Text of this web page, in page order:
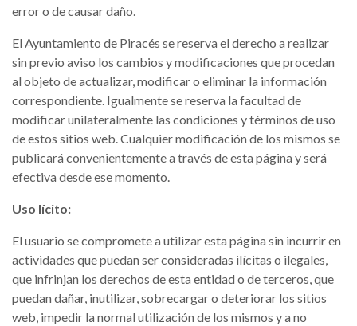
error o de causar daño.
El Ayuntamiento de Piracés se reserva el derecho a realizar
sin previo aviso los cambios y modificaciones que procedan
al objeto de actualizar, modificar o eliminar la información
correspondiente. Igualmente se reserva la facultad de
modificar unilateralmente las condiciones y términos de uso
de estos sitios web. Cualquier modificación de los mismos se
publicará convenientemente a través de esta página y será
efectiva desde ese momento.
Uso lícito:
El usuario se compromete a utilizar esta página sin incurrir en
actividades que puedan ser consideradas ilícitas o ilegales,
que infrinjan los derechos de esta entidad o de terceros, que
puedan dañar, inutilizar, sobrecargar o deteriorar los sitios
web, impedir la normal utilización de los mismos y a no